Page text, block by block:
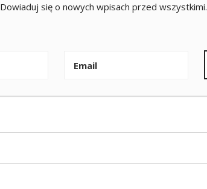
Dowiaduj się o nowych wpisach przed wszystkimi.